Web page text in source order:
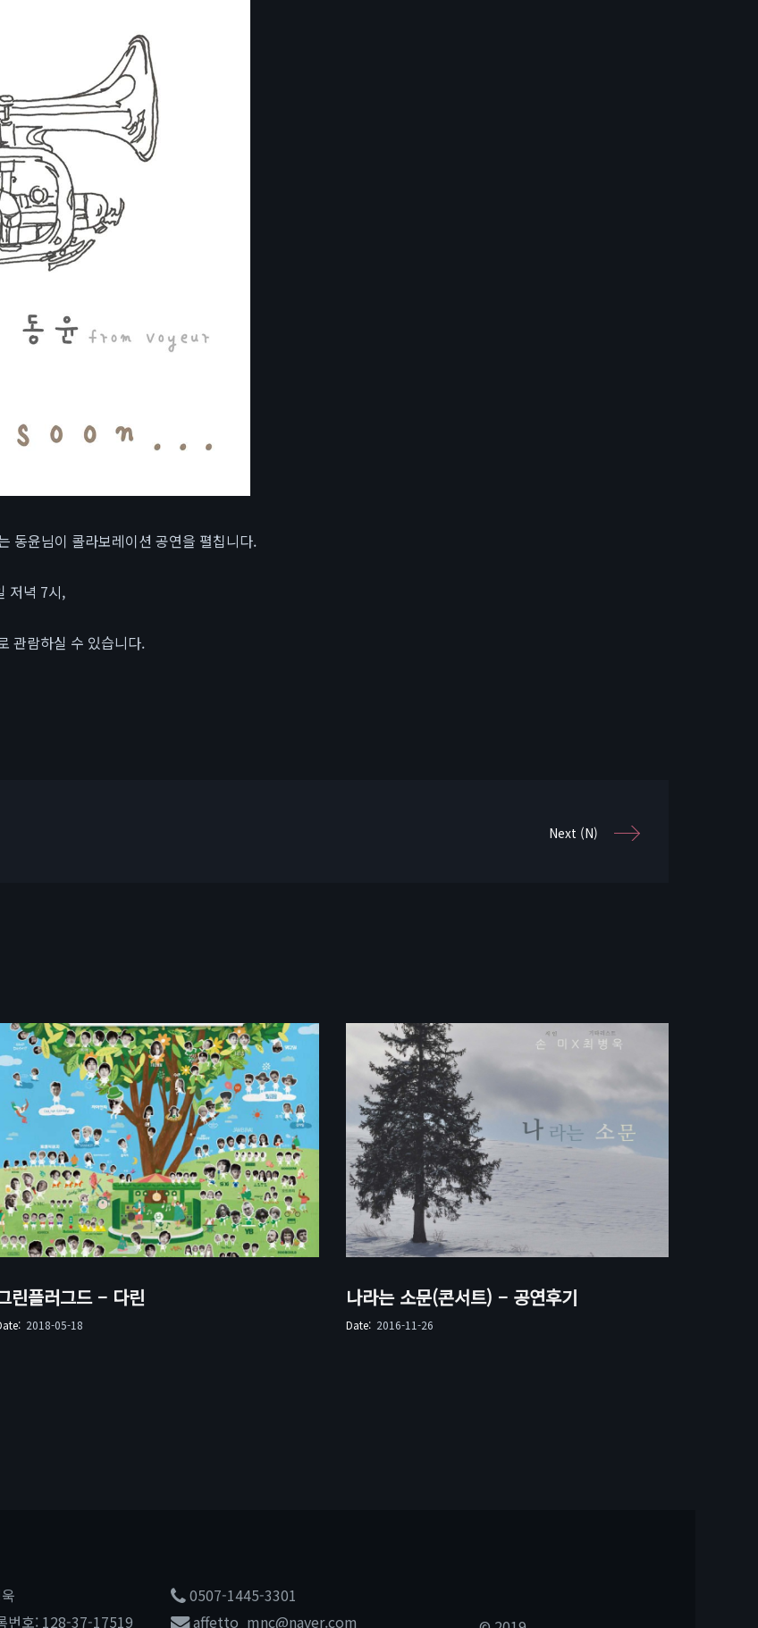
동윤님이 콜라보레이션 공연을 펼칩니다.
저녁 7시,
관람하실 수 있습니다.
Next (N)
린플러그드 – 다린
2018-05-18
나라는 소문(콘서트) – 공연후기
Date: 2016-11-26
번호: 128-37-17519
0507-1445-3301
affetto_mnc@naver.com